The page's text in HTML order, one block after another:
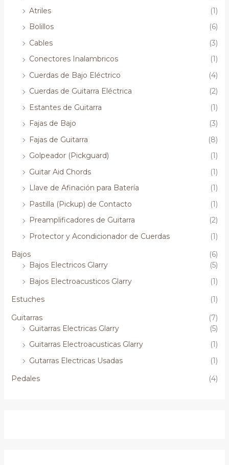
Atriles
(1)
Bolillos
(6)
Cables
(3)
Conectores Inalambricos
(1)
Cuerdas de Bajo Eléctrico
(4)
Cuerdas de Guitarra Eléctrica
(2)
Estantes de Guitarra
(1)
Fajas de Bajo
(3)
Fajas de Guitarra
(8)
Golpeador (Pickguard)
(1)
Guitar Aid Chords
(1)
Llave de Afinación para Batería
(1)
Pastilla (Pickup) de Contacto
(1)
Preamplificadores de Guitarra
(2)
Protector y Acondicionador de Cuerdas
(1)
Bajos
(6)
Bajos Electricos Glarry
(5)
Bajos Electroacusticos Glarry
(1)
Estuches
(1)
Guitarras
(7)
Guitarras Electricas Glarry
(5)
Guitarras Electroacusticas Glarry
(1)
Gutarras Electricas Usadas
(1)
Pedales
(4)